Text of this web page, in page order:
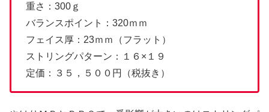
重さ：300ｇ
バランスポイント：320ｍｍ
フェイス厚：23ｍｍ（フラット）
ストリングパターン：１６×１９
定価：３５，５００円（税抜き）